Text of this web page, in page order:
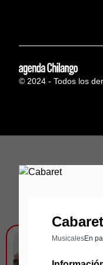
© 2024 - Todos los
Cabaret
MusicalesEn